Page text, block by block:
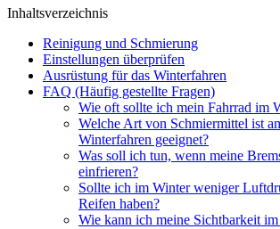
Inhaltsverzeichnis
Reinigung und Schmierung
Einstellungen überprüfen
Ausrüstung für das Winterfahren
FAQ (Häufig gestellte Fragen)
Wie oft sollte ich mein Fahrrad im
Welche Art von Schmiermittel ist
Winterfahren geeignet?
Was soll ich tun, wenn meine
einfrieren?
Sollte ich im Winter weniger
Reifen haben?
Wie kann ich meine Sichtbarkeit